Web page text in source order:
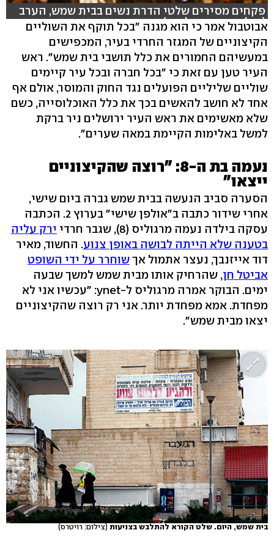
פקחים מסירים שלטי הדרת נשים בבית שמש, הערב
(צילום: משה הולצמן)
אבוטבול אמר כי הוא מגנה "בכל תוקף את השוליים
הקיצוניים של המגזר החרדי בעיר, המכפישים
במעשיהם החמורים את כלל תושבי בית שמש". ראש
העיר טען עם זאת כי "בכל חברה ובכל עיר קיימים
שוליים שליליים הפועלים נגד החוק והמוסר, אולם אף
אחד לא חושב להאשים בכך את כלל האוכלוסייה, כשם
שלא מאשימים את ראש העיר ירושלים ניר ברקת
למשל באלימות הקיימת במאה שערים".
נעמה בת ה-8: "רוצה שהקיצוניים
ייצאו"
הסערה סביב הנעשה בבית שמש גברה ביום שישי,
אחרי שידור כתבה ב"אולפן שישי" בערוץ 2. הכתבה
עסקה בילדה נעמה מרגוליס (8), שגבר חרדי
ירק עליה
בטענה שלא הייתה לבושה באופן צנוע. החשוד, מאיר
דוד אייזנבך, נעצר אתמול אךשוחרר על ידי השופט
אביטל חן, שהרחיק אותו מבית שמש למשך שבעה
ימים. הבוקר אמרה מרגוליס ל-ynet: "עכשיו אני לא
מפחדת. אמא מפחדת יותר. אני רק רוצה שהקיצוניים
יצאו מבית שמש".
בית שמש, היום. שלט הקורא להתלבש בצניעות (צילום: רויטרס)